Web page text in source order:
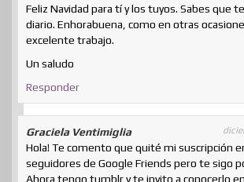
Feliz Navidad para tí y los tuyos. Sabes que
diario. Enhorabuena, como en otras
excelente trabajo.
Un saludo
Responder
Graciela Ventimiglia
Hola! Te comento que quité mi suscripción
seguidores de Google Friends pero te sigo
Ahora tengo tumblr y te invito a conocerlo en